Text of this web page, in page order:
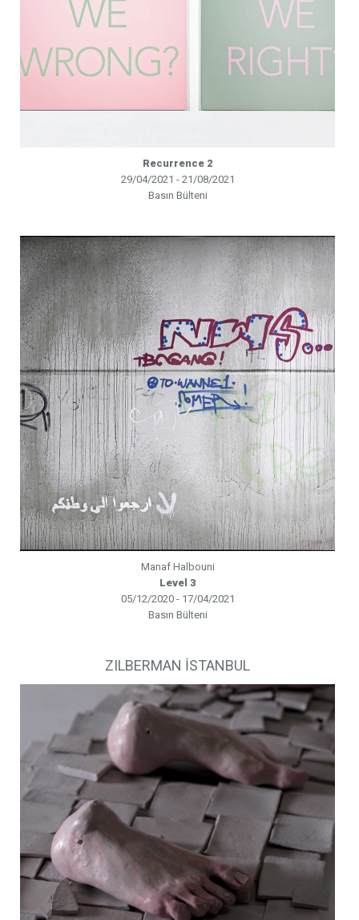
Recurrence 2
29/04/2021 - 21/08/2021
Basın Bülteni
Manaf Halbouni
Level 3
05/12/2020 - 17/04/2021
Basın Bülteni
ZILBERMAN İSTANBUL